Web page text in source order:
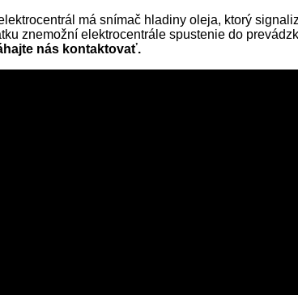
má snímač hladiny oleja, ktorý
znemožní elektrocentrále spustenie do
nás kontaktovať.